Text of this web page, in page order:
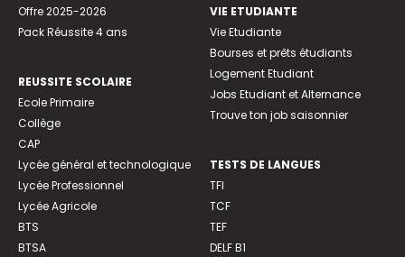
Offre 2025-2026
Pack Réussite 4 ans
REUSSITE SCOLAIRE
Ecole Primaire
Collège
CAP
Lycée général et technologique
Lycée Professionnel
Lycée Agricole
BTS
BTSA
VIE ETUDIANTE
Vie Etudiante
Bourses et prêts étudiants
Logement Etudiant
Jobs Etudiant et Alternance
Trouve ton job saisonnier
TESTS DE LANGUES
TFI
TCF
TEF
DELF B1